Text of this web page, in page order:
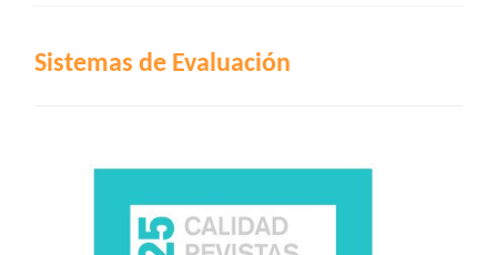
INDIZACIÓN
Sistemas de Evaluación